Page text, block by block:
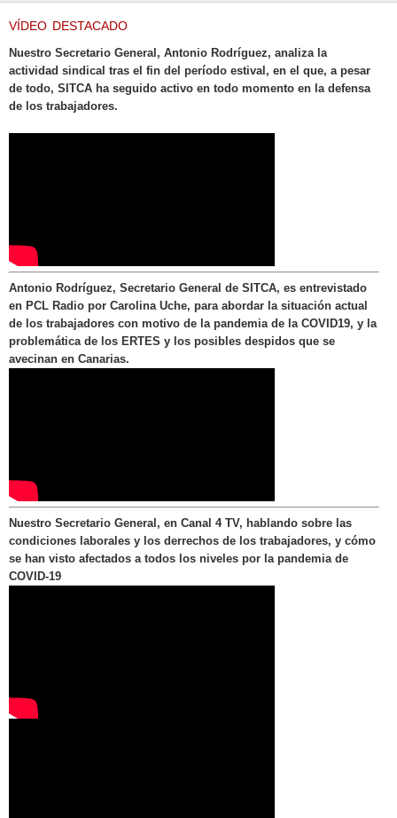
VÍDEO DESTACADO
Nuestro Secretario General, Antonio Rodríguez, analiza la
actividad sindical tras el fin del período estival, en el que, a pesar
de todo, SITCA ha seguido activo en todo momento en la defensa
de los trabajadores.
Antonio Rodríguez, Secretario General de SITCA, es entrevistado
en PCL Radio por Carolina Uche, para abordar la situación actual
de los trabajadores con motivo de la pandemia de la COVID19, y la
problemática de los ERTES y los posibles despidos que se
avecinan en Canarias.
Nuestro Secretario General, en Canal 4 TV, hablando sobre las
condiciones laborales y los derrechos de los trabajadores, y cómo
se han visto afectados a todos los niveles por la pandemia de
COVID-19